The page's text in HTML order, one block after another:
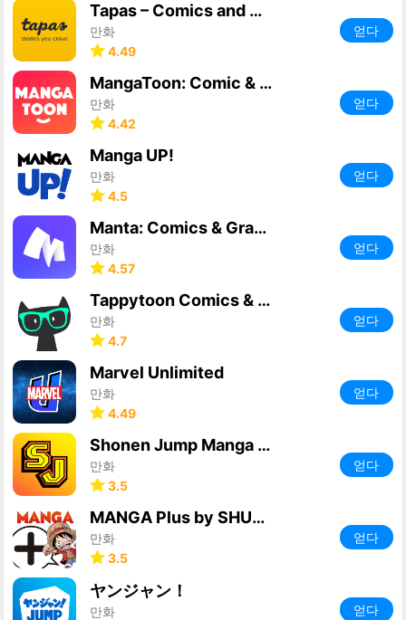
Tapas – Comics and Novels
만화
4.49
얻다
MangaToon: Comic & Manga
만화
4.42
얻다
Manga UP!
만화
4.5
얻다
Manta: Comics & Graphic Novels
만화
4.57
얻다
Tappytoon Comics & Webtoons
만화
4.7
얻다
Marvel Unlimited
만화
4.49
얻다
Shonen Jump Manga & Comics
만화
3.5
얻다
MANGA Plus by SHUEISHA
만화
3.5
얻다
ヤンジャン！
만화
얻다